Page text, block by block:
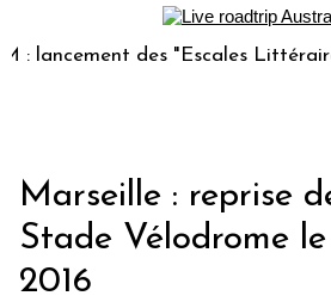
des "Escales Littéraires",
Marseille : reprise
Stade Vélodrome
2016